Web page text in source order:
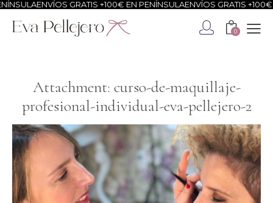
ENVÍOS GRATIS +100€ EN PENÍNSULAENVÍOS GRATIS +100€
0
Attachment: curso-de-maquillaje-
profesional-individual-eva-pellejero-2